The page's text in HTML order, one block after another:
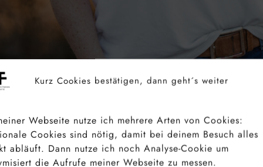
Kurz Cookies bestätigen, dann geht´s weiter
Webseite nutze ich mehrere Arten von Cookies:
Cookies sind nötig, damit bei deinem Besuch alles
abläuft. Dann nutze ich noch Analyse-Cookie um
die Aufrufe meiner Webseite zu messen.
Portrait, das mit einem 85mm Objektiv fotografiert